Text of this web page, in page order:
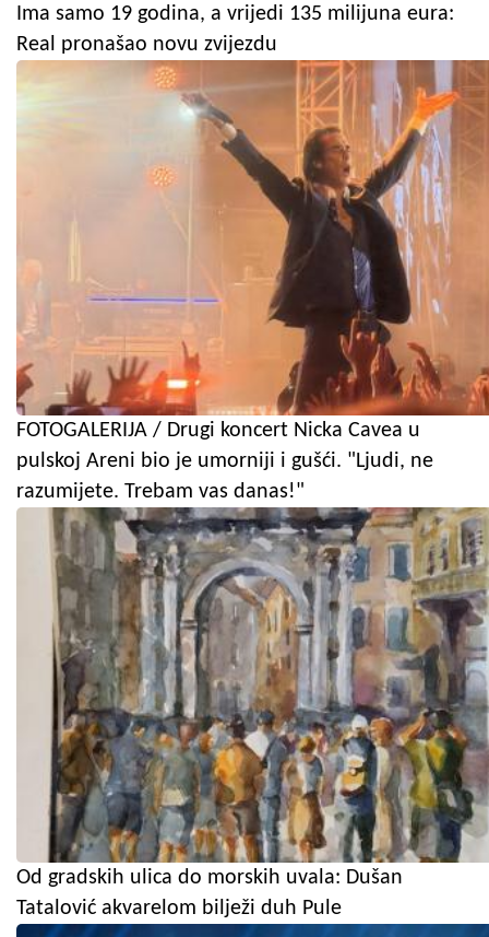
Ima samo 19 godina, a vrijedi 135 milijuna eura:
Real pronašao novu zvijezdu
FOTOGALERIJA / Drugi koncert Nicka Cavea u
pulskoj Areni bio je umorniji i gušći. "Ljudi, ne
razumijete. Trebam vas danas!"
Od gradskih ulica do morskih uvala: Dušan
Tatalović akvarelom bilježi duh Pule